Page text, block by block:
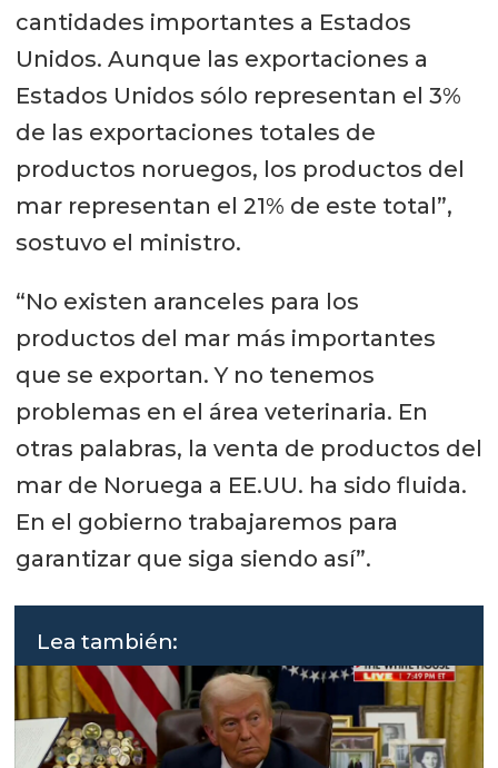
cantidades importantes a Estados
Unidos. Aunque las exportaciones a
Estados Unidos sólo representan el 3%
de las exportaciones totales de
productos noruegos, los productos del
mar representan el 21% de este total”,
sostuvo el ministro.
“No existen aranceles para los
productos del mar más importantes
que se exportan. Y no tenemos
problemas en el área veterinaria. En
otras palabras, la venta de productos del
mar de Noruega a EE.UU. ha sido fluida.
En el gobierno trabajaremos para
garantizar que siga siendo así”.
Lea también: